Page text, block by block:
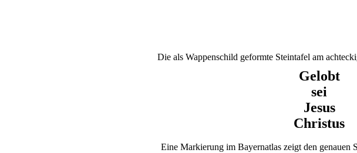
Die als Wappenschild geformte Steintafel am
Gelobt
sei
Jesus
Christus
Eine Markierung im Bayernatlas zeigt den genauen